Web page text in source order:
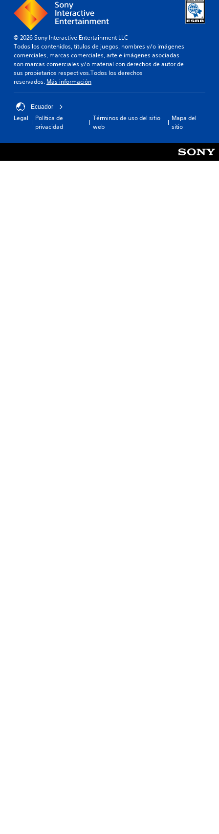
© 2026 Sony Interactive Entertainment LLC
Todos los contenidos, títulos de juegos, nombres y/o imágenes
comerciales, marcas comerciales, arte e imágenes asociadas
son marcas comerciales y/o material con derechos de autor de
sus propietarios respectivos.Todos los derechos
reservados. Más información
Ecuador
Legal
Política de
privacidad
Términos de uso del sitio
web
Mapa del
sitio